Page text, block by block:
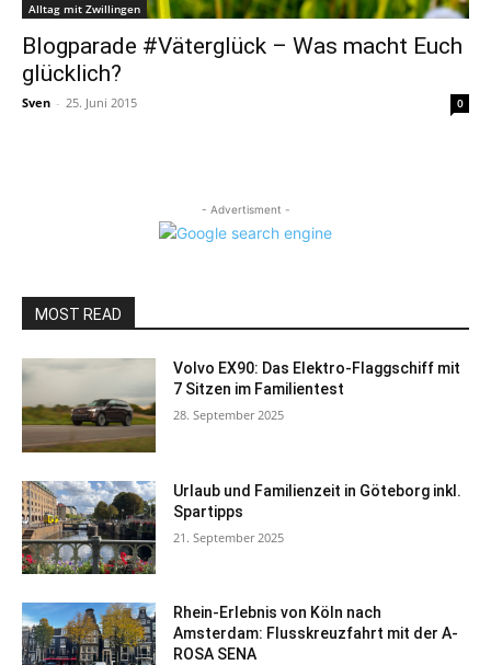
Alltag mit Zwillingen
Blogparade #Väterglück – Was macht Euch
glücklich?
Sven - 25. Juni 2015 0
- Advertisment -
MOST READ
Volvo EX90: Das Elektro-Flaggschiff mit
7 Sitzen im Familientest
28. September 2025
Urlaub und Familienzeit in Göteborg inkl.
Spartipps
21. September 2025
Rhein-Erlebnis von Köln nach
Amsterdam: Flusskreuzfahrt mit der A-
ROSA SENA